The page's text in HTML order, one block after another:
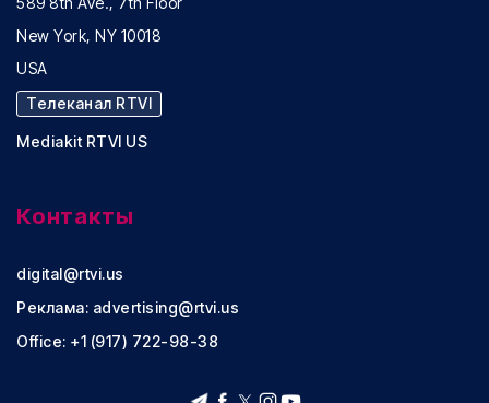
New York, NY 10018
USA
Телеканал RTVI
Mediakit RTVI US
Контакты
digital@rtvi.us
Реклама: advertising@rtvi.us
Office: +1 (917) 722-98-38